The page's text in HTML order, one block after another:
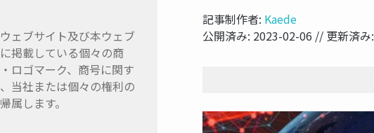
記事制作者: Kaede
公開済み: 2023-02-06 // 更新済み:
ェブサイト及び本ウェブ
掲載している個々の商
ロゴマーク、商号に関す
当社または個々の権利の
属します。